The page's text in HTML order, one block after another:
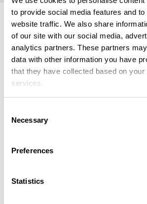
to provide social media features and to
website traffic. We also share
of our site with our social media,
analytics partners. These partners
data with other information you have
that they have collected based on your
services.
Selection
Necessary
Preferences
Statistics
Mode de vie